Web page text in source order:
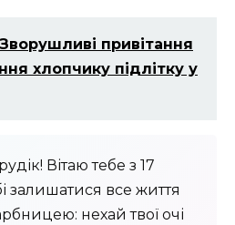
Зворушливі привітання
хлопчику підлітку у
Вітаю тебе з 17
залишатися все життя
нехай твої очі